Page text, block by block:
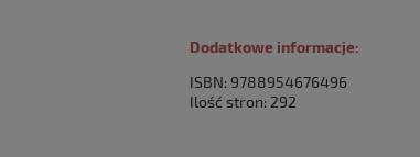
Dodatkowe informacje:
ISBN: 9788954676496
Ilość stron: 292